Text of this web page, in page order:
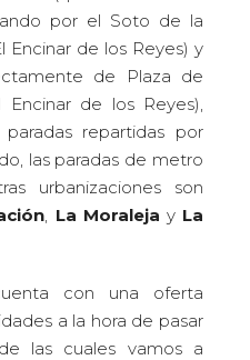
por el Soto de la
Encinar de los Reyes) y
de Plaza de
de los Reyes),
repartidas por
las paradas de metro
urbanizaciones son
La Moraleja y La
con una oferta
a la hora de pasar
las cuales vamos a